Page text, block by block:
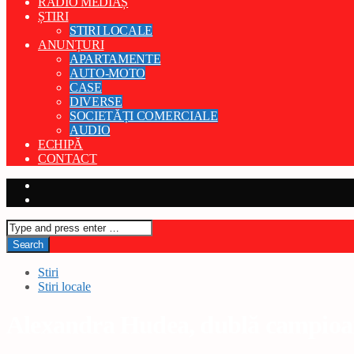
ȘTIRI
STIRI LOCALE
ANUNȚURI
APARTAMENTE
AUTO-MOTO
CASE
DIVERSE
SOCIETĂȚI COMERCIALE
AUDIO
ECHIPĂ
CONTACT
Stiri
Stiri locale